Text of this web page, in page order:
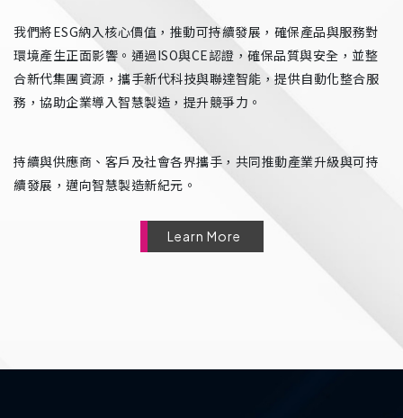
我們將ESG納入核心價值，推動可持續發展，確保產品與服務對
環境產生正面影響。通過ISO與CE認證，確保品質與安全，並整
合新代集團資源，攜手新代科技與聯達智能，提供自動化整合服
務，協助企業導入智慧製造，提升競爭力。
持續與供應商、客戶及社會各界攜手，共同推動產業升級與可持
續發展，邁向智慧製造新紀元。
Learn More